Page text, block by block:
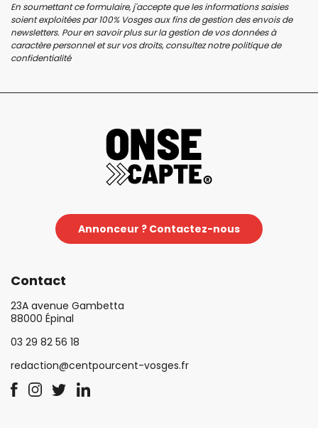
En soumettant ce formulaire, j'accepte que les informations saisies
soient exploitées par 100% Vosges aux fins de gestion des envois de
newsletters. Pour en savoir plus sur la gestion de vos données à
caractère personnel et sur vos droits, consultez notrepolitique de
confidentialité
Annonceur ? Contactez-nous
Contact
23A avenue Gambetta
88000 Épinal
03 29 82 56 18
redaction@centpourcent-vosges.fr